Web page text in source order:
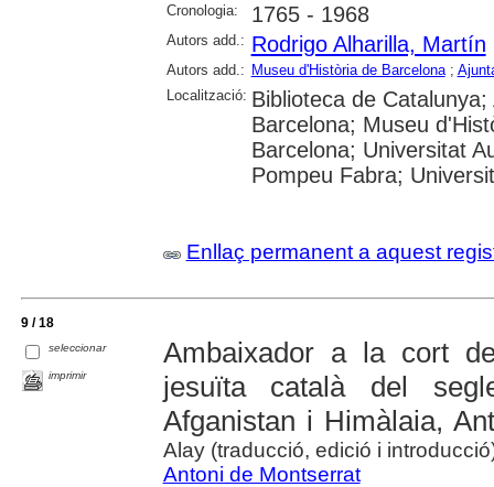
Cronologia:
1765 - 1968
Autors add.: Rodrigo Alharilla, Martín
Autors add.: Museu d'Història de Barcelona;
Localització: Biblioteca de
Barcelona; Museu
Barcelona; Universitat
Pompeu Fabra;
Enllaç permanent a aquest
9 / 18
seleccionar
imprimir
Ambaixador a la cort
jesuïta català del
Afganistan i Himàlaia,
Alay (traducció, edició i
Antoni de Montserrat